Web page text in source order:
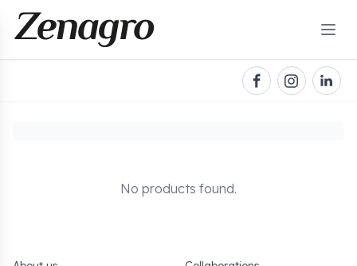
No products found.